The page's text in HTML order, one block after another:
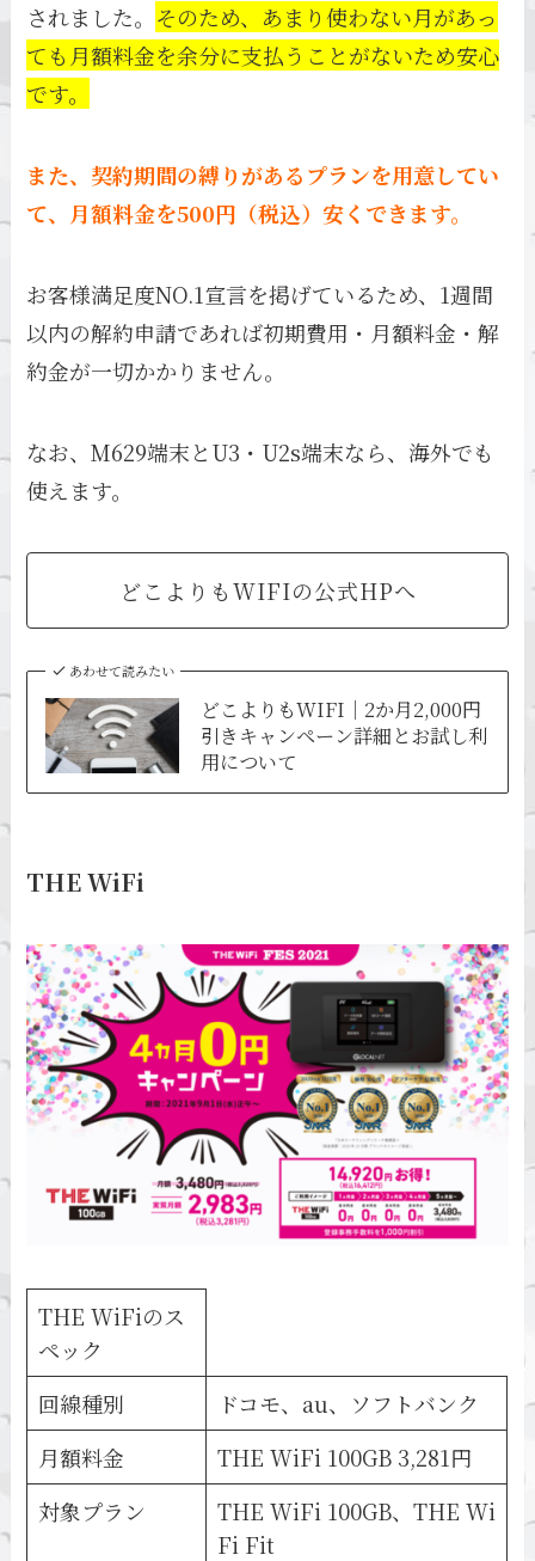
されました。 そのため、あまり使わない月があっ
ても月額料金を余分に支払うことがないため安心
です。
また、契約期間の縛りがあるプランを用意してい
て、月額料金を500円（税込）安くできます。
お客様満足度NO.1宣言を掲げているため、1週間
以内の解約申請であれば初期費用・月額料金・解
約金が一切かかりません。
なお、M629端末とU3・U2s端末なら、海外でも
使えます。
どこよりもWIFIの公式HPへ
あわせて読みたい
どこよりもWIFI｜2か月2,000円
引きキャンペーン詳細とお試し利
用について
THE WiFi
THE WiFiのス
ペック
回線種別
ドコモ、au、ソフトバンク
月額料金
THE WiFi 100GB 3,281円
対象プラン
THE WiFi 100GB、THE Wi
Fi Fit